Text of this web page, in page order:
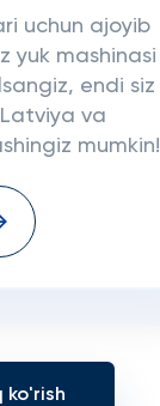
uchun ajoyib
yuk mashinasi
endi siz
va
mumkin!
ko'rish